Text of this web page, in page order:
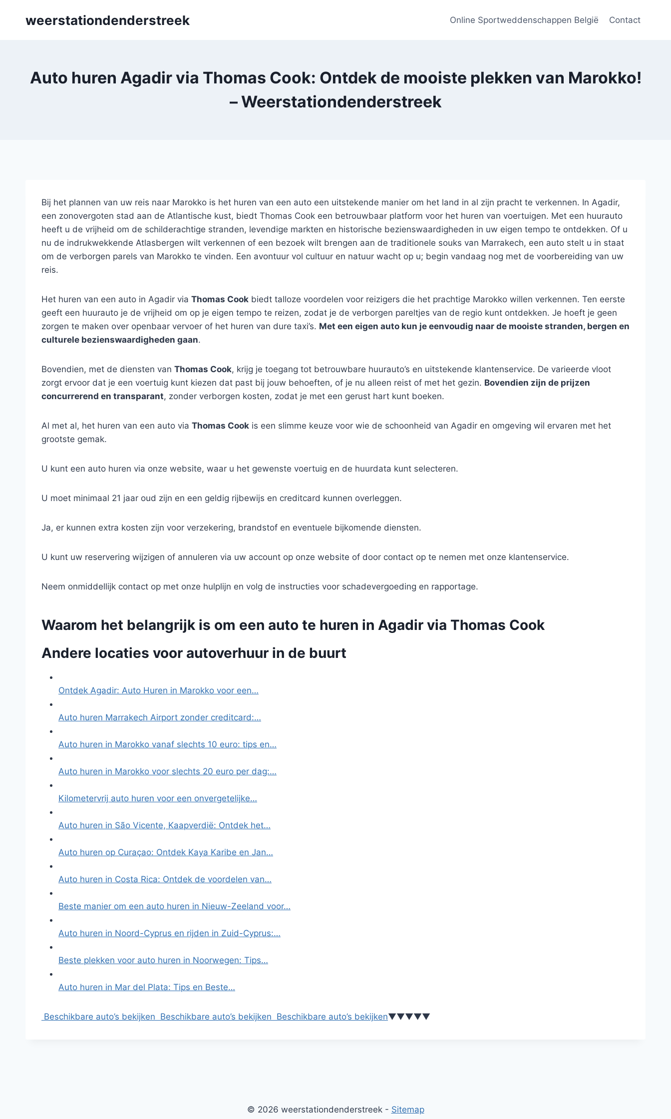
weerstationdenderstreek Online Sportweddenschappen België Contact
Auto huren Agadir via Thomas Cook: Ontdek de mooiste plekken van Marokko!
– Weerstationdenderstreek
Bij het plannen van uw reis naar Marokko is het huren van een auto een uitstekende manier om het land in al zijn pracht te verkennen. In Agadir,
een zonovergoten stad aan de Atlantische kust, biedt Thomas Cook een betrouwbaar platform voor het huren van voertuigen. Met een huurauto
heeft u de vrijheid om de schilderachtige stranden, levendige markten en historische bezienswaardigheden in uw eigen tempo te ontdekken. Of u
nu de indrukwekkende Atlasbergen wilt verkennen of een bezoek wilt brengen aan de traditionele souks van Marrakech, een auto stelt u in staat
om de verborgen parels van Marokko te vinden. Een avontuur vol cultuur en natuur wacht op u; begin vandaag nog met de voorbereiding van uw
reis.
Het huren van een auto in Agadir via Thomas Cook biedt talloze voordelen voor reizigers die het prachtige Marokko willen verkennen. Ten eerste
geeft een huurauto je de vrijheid om op je eigen tempo te reizen, zodat je de verborgen pareltjes van de regio kunt ontdekken. Je hoeft je geen
zorgen te maken over openbaar vervoer of het huren van dure taxi’s. Met een eigen auto kun je eenvoudig naar de mooiste stranden, bergen en
culturele bezienswaardigheden gaan.
Bovendien, met de diensten van Thomas Cook, krijg je toegang tot betrouwbare huurauto’s en uitstekende klantenservice. De varieerde vloot
zorgt ervoor dat je een voertuig kunt kiezen dat past bij jouw behoeften, of je nu alleen reist of met het gezin. Bovendien zijn de prijzen
concurrerend en transparant, zonder verborgen kosten, zodat je met een gerust hart kunt boeken.
Al met al, het huren van een auto via Thomas Cook is een slimme keuze voor wie de schoonheid van Agadir en omgeving wil ervaren met het
grootste gemak.
U kunt een auto huren via onze website, waar u het gewenste voertuig en de huurdata kunt selecteren.
U moet minimaal 21 jaar oud zijn en een geldig rijbewijs en creditcard kunnen overleggen.
Ja, er kunnen extra kosten zijn voor verzekering, brandstof en eventuele bijkomende diensten.
U kunt uw reservering wijzigen of annuleren via uw account op onze website of door contact op te nemen met onze klantenservice.
Neem onmiddellijk contact op met onze hulplijn en volg de instructies voor schadevergoeding en rapportage.
Waarom het belangrijk is om een auto te huren in Agadir via Thomas Cook
Andere locaties voor autoverhuur in de buurt
Ontdek Agadir: Auto Huren in Marokko voor een…
Auto huren Marrakech Airport zonder creditcard:…
Auto huren in Marokko vanaf slechts 10 euro: tips en…
Auto huren in Marokko voor slechts 20 euro per dag:…
Kilometervrij auto huren voor een onvergetelijke…
Auto huren in São Vicente, Kaapverdië: Ontdek het…
Auto huren op Curaçao: Ontdek Kaya Karibe en Jan…
Auto huren in Costa Rica: Ontdek de voordelen van…
Beste manier om een auto huren in Nieuw-Zeeland voor…
Auto huren in Noord-Cyprus en rijden in Zuid-Cyprus:…
Beste plekken voor auto huren in Noorwegen: Tips…
Auto huren in Mar del Plata: Tips en Beste…
Beschikbare auto’s bekijken Beschikbare auto’s bekijken Beschikbare auto’s bekijken▼▼▼▼▼
© 2026 weerstationdenderstreek - Sitemap